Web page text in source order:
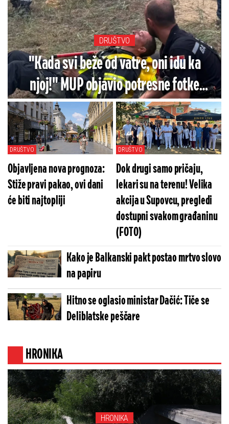
DRUŠTVO
"Kada svi beže od vatre, oni idu ka
njoj!" MUP objavio potresne fotke
heroja iz Deliblatske peščare: "Daju i
poslednji atom snage!" (FOTO)
DRUŠTVO
Objavljena nova prognoza:
Stiže pravi pakao, ovi dani
će biti najtopliji
DRUŠTVO
Dok drugi samo pričaju,
lekari su na terenu! Velika
akcija u Supovcu, pregledi
dostupni svakom građaninu
(FOTO)
Kako je Balkanski pakt postao mrtvo slovo
na papiru
Hitno se oglasio ministar Dačić: Tiče se
Deliblatske peščare
HRONIKA
HRONIKA